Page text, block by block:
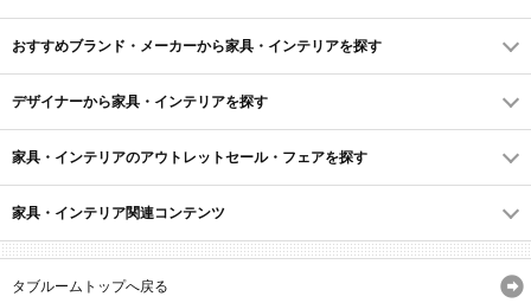
おすすめブランド・メーカーから家具・インテリアを探す
デザイナーから家具・インテリアを探す
家具・インテリアのアウトレットセール・フェアを探す
家具・インテリア関連コンテンツ
タブルームトップへ戻る